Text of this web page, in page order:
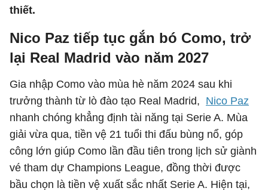
thiết.
Nico Paz tiếp tục gắn bó Como, trở
lại Real Madrid vào năm 2027
Gia nhập Como vào mùa hè năm 2024 sau khi
trưởng thành từ lò đào tạo Real Madrid, Nico Paz
nhanh chóng khẳng định tài năng tại Serie A. Mùa
giải vừa qua, tiền vệ 21 tuổi thi đấu bùng nổ, góp
công lớn giúp Como lần đầu tiên trong lịch sử giành
vé tham dự Champions League, đồng thời được
bầu chọn là tiền vệ xuất sắc nhất Serie A. Hiện tại,